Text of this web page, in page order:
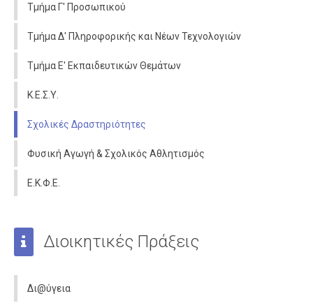
Τμήμα Γ' Προσωπικού
Τμήμα Δ' Πληροφορικής και Νέων Τεχνολογιών
Τμήμα Ε' Εκπαιδευτικών Θεμάτων
Κ.Ε.Σ.Υ.
Σχολικές Δραστηριότητες
Φυσική Αγωγή & Σχολικός Αθλητισμός
Ε.Κ.Φ.Ε.
Διοικητικές Πράξεις
Δι@ύγεια